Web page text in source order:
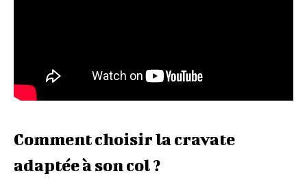
Comment choisir la cravate
adaptée à son col ?